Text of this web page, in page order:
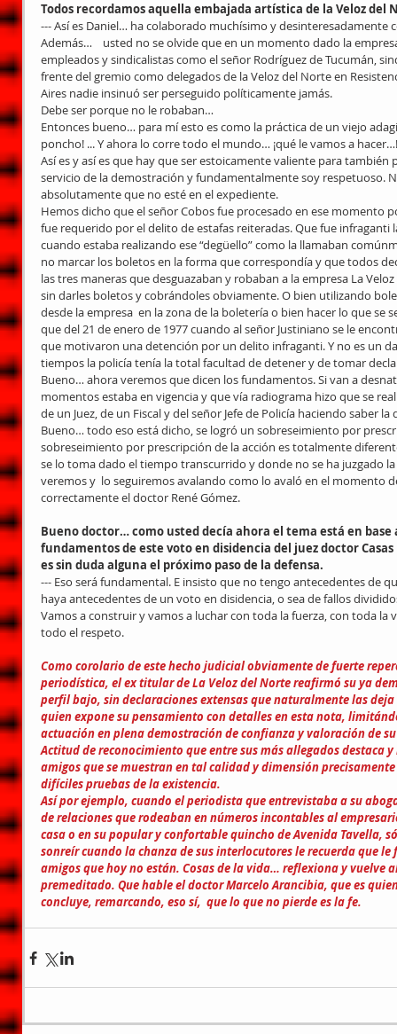
Todos recordamos aquella embajada artística de la Veloz del
--- Así es Daniel… ha colaborado muchísimo y desinteresadamente
Además…    usted no se olvide que en un momento dado la
empleados y sindicalistas como el señor Rodríguez de Tucumán,
frente del gremio como delegados de la Veloz del Norte en
Aires nadie insinuó ser perseguido políticamente jamás.
Debe ser porque no le robaban…
Entonces bueno… para mí esto es como la práctica de un viejo
poncho! ... Y ahora lo corre todo el mundo… ¡qué le vamos a hacer…!
Así es y así es que hay que ser estoicamente valiente para
servicio de la demostración y fundamentalmente soy respetuoso.
absolutamente que no esté en el expediente.
Hemos dicho que el señor Cobos fue procesado en ese momento
fue requerido por el delito de estafas reiteradas. Que fue infraganti
cuando estaba realizando ese “degüello” como la llamaban
no marcar los boletos en la forma que correspondía y que todos
las tres maneras que desguazaban y robaban a la empresa La
sin darles boletos y cobrándoles obviamente. O bien utilizando
desde la empresa  en la zona de la boletería o bien hacer lo que
que del 21 de enero de 1977 cuando al señor Justiniano se le
que motivaron una detención por un delito infraganti. Y no es un
tiempos la policía tenía la total facultad de detener y de tomar
Bueno… ahora veremos que dicen los fundamentos. Si van a
momentos estaba en vigencia y que vía radiograma hizo que se
de un Juez, de un Fiscal y del señor Jefe de Policía haciendo saber
Bueno… todo eso está dicho, se logró un sobreseimiento por
sobreseimiento por prescripción de la acción es totalmente
se lo toma dado el tiempo transcurrido y donde no se ha juzgado
veremos y  lo seguiremos avalando como lo avaló en el momento
correctamente el doctor René Gómez.
Bueno doctor… como usted decía ahora el tema está en
fundamentos de este voto en disidencia del juez doctor
es sin duda alguna el próximo paso de la defensa.
--- Eso será fundamental. E insisto que no tengo antecedentes de
haya antecedentes de un voto en disidencia, o sea de fallos
Vamos a construir y vamos a luchar con toda la fuerza, con toda
todo el respeto.
Como corolario de este hecho judicial obviamente de fuerte
periodística, el ex titular de La Veloz del Norte reafirmó su ya
perfil bajo, sin declaraciones extensas que naturalmente las
quien expone su pensamiento con detalles en esta nota,
actuación en plena demostración de confianza y valoración de
Actitud de reconocimiento que entre sus más allegados destaca
amigos que se muestran en tal calidad y dimensión
difíciles pruebas de la existencia.
Así por ejemplo, cuando el periodista que entrevistaba a su
de relaciones que rodeaban en números incontables al
casa o en su popular y confortable quincho de Avenida Tavella,
sonreír cuando la chanza de sus interlocutores le recuerda que
amigos que hoy no están. Cosas de la vida… reflexiona y vuelve
premeditado. Que hable el doctor Marcelo Arancibia, que es
concluye, remarcando, eso sí,  que lo que no pierde es la fe.